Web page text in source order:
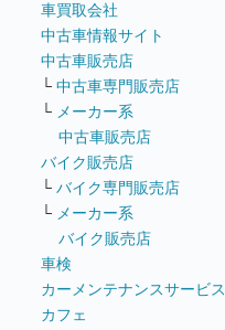
車買取会社
中古車情報サイト
中古車販売店
└ 中古車専門販売店
└ メーカー系
中古車販売店
バイク販売店
└ バイク専門販売店
└ メーカー系
バイク販売店
車検
カーメンテナンスサービス
カフェ